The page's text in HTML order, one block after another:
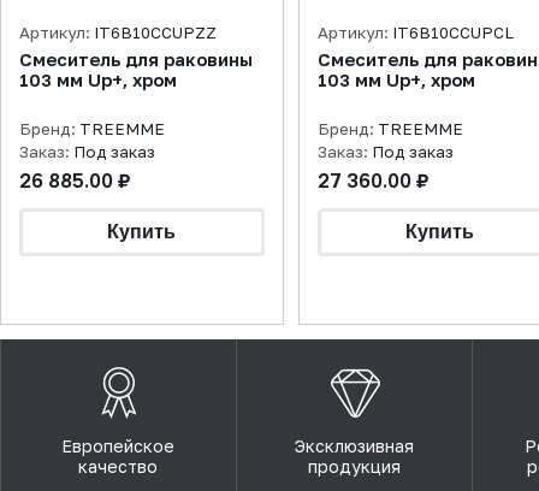
Артикул: IT6B10CCUPZZ
Смеситель для раковины
103 мм Up+, хром
Бренд: TREEMME
Заказ: Под заказ
26 885.00 ₽
Артикул: IT6B10CCUPCL
Смеситель для
103 мм Up+, хром
Бренд: TREEMME
Заказ: Под заказ
27 360.00 ₽
Европейское
качество
Эксклюзивная
продукция